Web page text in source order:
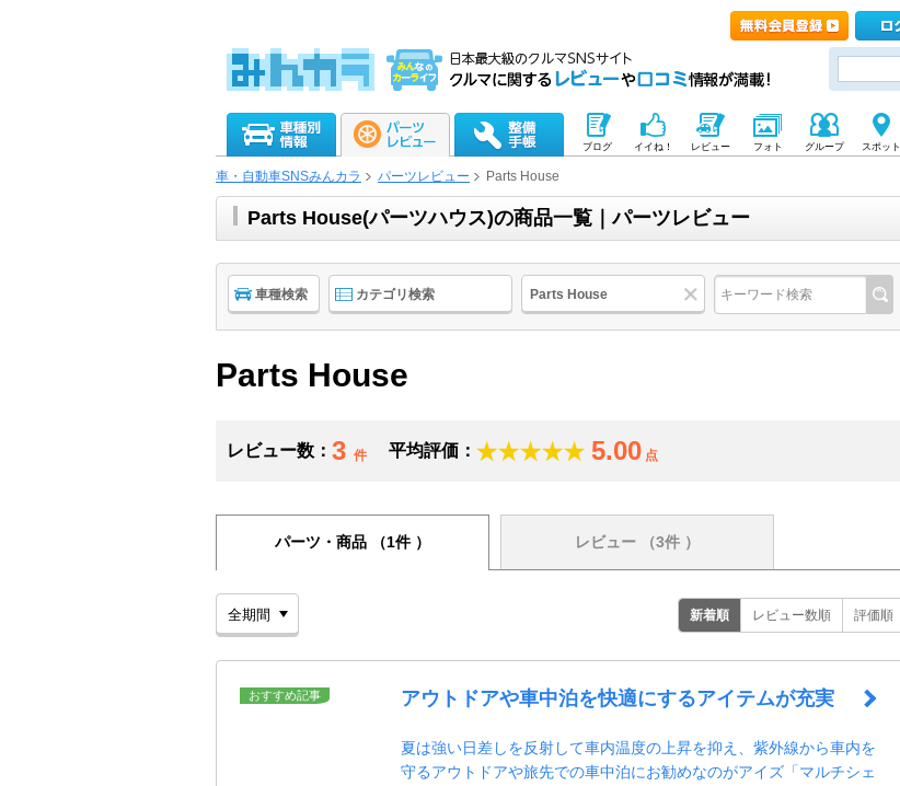
ブログ イイね！ レビュー フォト グループ スポット
車・自動車SNSみんカラ パーツレビュー Parts House
Parts House(パーツハウス)の商品一覧｜パーツレビュー
車種検索 カテゴリ検索 Parts House
Parts House
レビュー数： 3 件 平均評価： 5.00 点
パーツ・商品 （1件 ） レビュー （3件 ）
新着順 レビュー数順 評価順
おすすめ記事 アウトドアや車中泊を快適にするアイテムが充実
夏は強い日差しを反射して車内温度の上昇を抑え、紫外線から車内を
守るアウトドアや旅先での車中泊にお勧めなのがアイズ「マルチシェ